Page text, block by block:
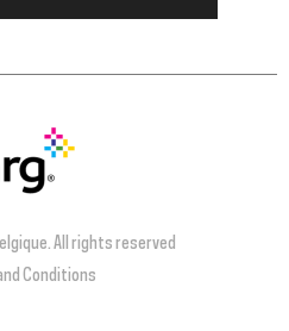
All rights reserved
Conditions